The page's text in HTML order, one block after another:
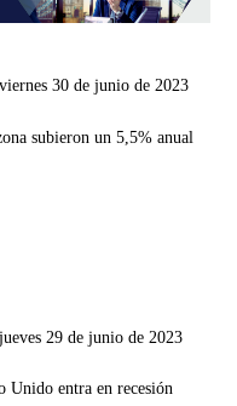
30 de junio de 2023
29 de junio de 2023